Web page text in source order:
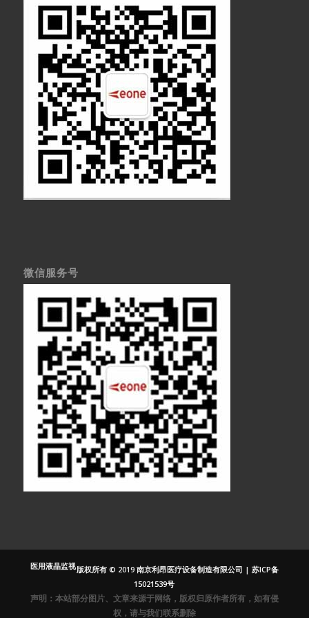
微信服务号
医疗显示器
医用监视器
医用液晶监视
灰阶显示器
版权所有 © 2019 南京利昂医疗设备制造有限公司 | 苏ICP备
15021539号
声明：本站部分图片、文章来源于网络，版权归原作者所有，如有侵
权，请与我们联系删除